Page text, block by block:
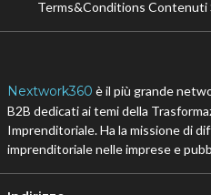
Scaricalo gratis!